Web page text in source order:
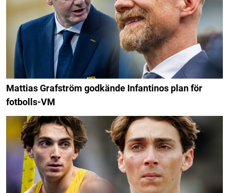
Mattias Grafström godkände Infantinos plan för
fotbolls-VM